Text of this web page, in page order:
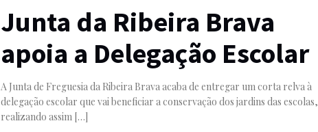
Junta da Ribeira Brava
apoia a Delegação Escolar
A Junta de Freguesia da Ribeira Brava acaba de entregar um corta relva à
delegação escolar que vai beneficiar a conservação dos jardins das escolas,
realizando assim […]